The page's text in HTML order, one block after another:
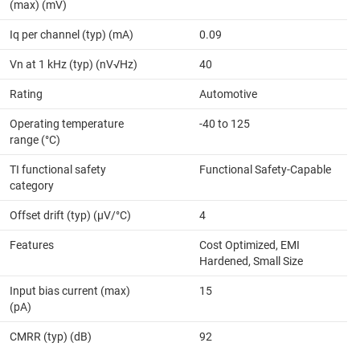
(max) (mV)
Iq per channel (typ) (mA) 0.09
Vn at 1 kHz (typ) (nV√Hz) 40
Rating Automotive
Operating temperature
range (°C)
-40 to 125
TI functional safety
category
Functional Safety-Capable
Offset drift (typ) (µV/°C) 4
Features
Cost Optimized, EMI
Hardened, Small Size
Input bias current (max)
(pA)
15
CMRR (typ) (dB) 92